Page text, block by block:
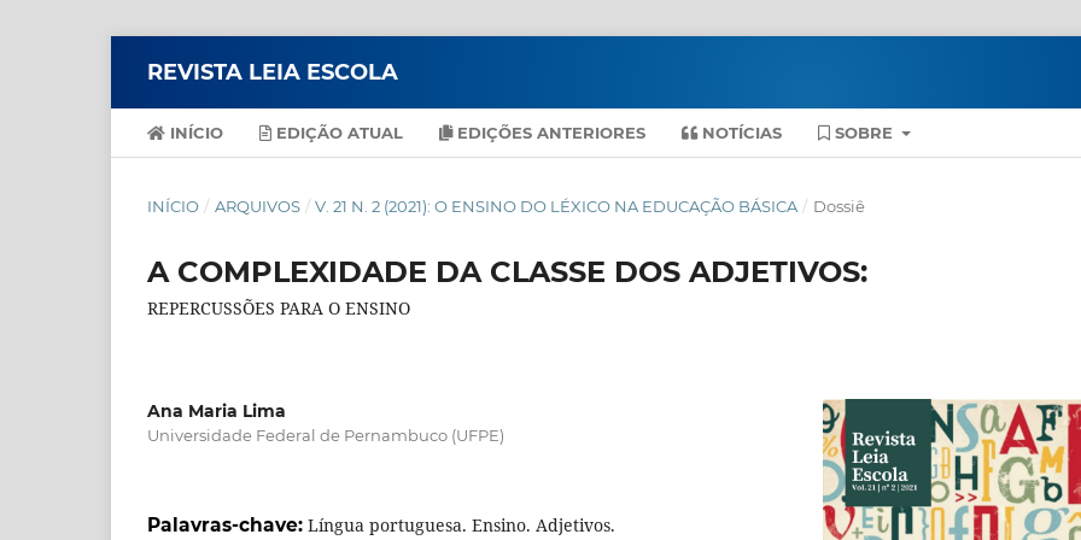
REVISTA LEIA ESCOLA
INÍCIO EDIÇÃO ATUAL EDIÇÕES ANTERIORES NOTÍCIAS SOBRE
INÍCIO / ARQUIVOS / V. 21 N. 2 (2021): O ENSINO DO LÉXICO NA EDUCAÇÃO BÁSICA / Dossiê
A COMPLEXIDADE DA CLASSE DOS ADJETIVOS:
REPERCUSSÕES PARA O ENSINO
Ana Maria Lima
Universidade Federal de Pernambuco (UFPE)
Palavras-chave: Língua portuguesa. Ensino. Adjetivos.